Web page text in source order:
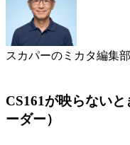
スカパーのミカタ編集部
CS161が映らない
ーダー）